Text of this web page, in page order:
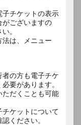
子チケットの表示
がございますの
。
は、メニュー
の方も電子チケ
要があります。
だくことも可能
ケットについて
ください。